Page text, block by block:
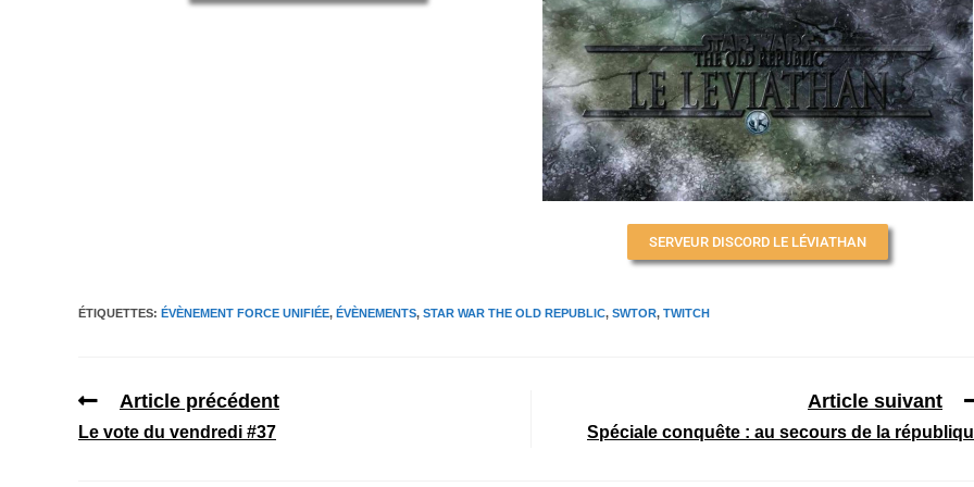
SERVEUR DISCORD LE LÉVIATHAN
ÉTIQUETTES: ÉVÈNEMENT FORCE UNIFIÉE, ÉVÈNEMENTS, STAR WAR THE OLD REPUBLIC, SWTOR, TWITCH
Article précédent
Le vote du vendredi #37
Article suivant
Spéciale conquête : au secours de la